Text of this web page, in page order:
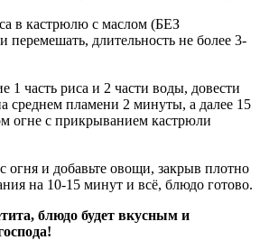
в кастрюлю с маслом (БЕЗ
длительность не более 3-
1 часть риса и 2 части воды, довести
среднем пламени 2 минуты, а далее 15
огне с прикрыванием кастрюли
и добавьте овощи, закрыв плотно
на 10-15 минут и всё, блюдо готово.
блюдо будет вкусным и